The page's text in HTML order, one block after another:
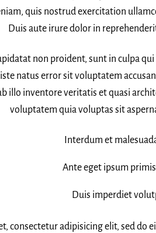
quis nostrud exercitation
Duis aute irure dolor in
non proident, sunt in culpa
natus error sit voluptatem
illo inventore veritatis et quasi
voluptatem quia voluptas sit
Interdum et
Ante eget ipsum
Duis imperdiet
consectetur adipisicing elit, sed